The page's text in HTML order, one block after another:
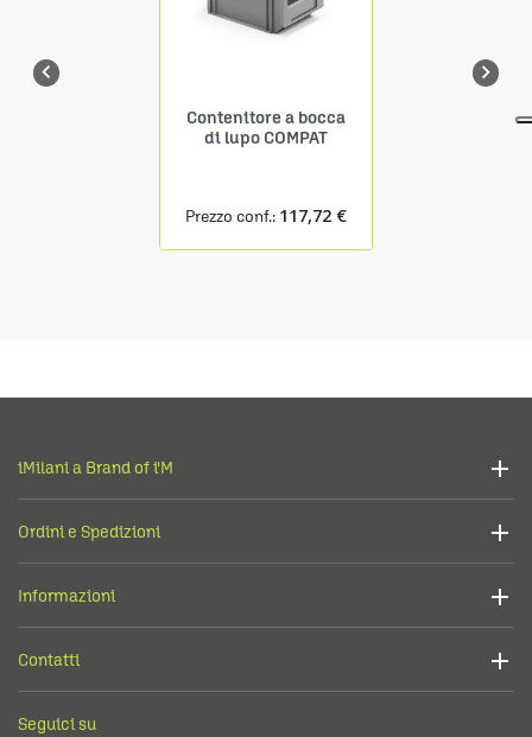

Contenitore a bocca
di lupo COMPAT
Prezzo conf.: 117,72 €

iMilani a Brand of i'M
Ordini e Spedizioni
Informazioni
Contatti
Seguici su